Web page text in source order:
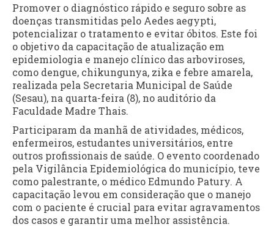
Promover o diagnóstico rápido e seguro sobre as
doenças transmitidas pelo Aedes aegypti,
potencializar o tratamento e evitar óbitos. Este foi
o objetivo da capacitação de atualização em
epidemiologia e manejo clínico das arboviroses,
como dengue, chikungunya, zika e febre amarela,
realizada pela Secretaria Municipal de Saúde
(Sesau), na quarta-feira (8), no auditório da
Faculdade Madre Thais.
Participaram da manhã de atividades, médicos,
enfermeiros, estudantes universitários, entre
outros profissionais de saúde. O evento coordenado
pela Vigilância Epidemiológica do município, teve
como palestrante, o médico Edmundo Patury. A
capacitação levou em consideração que o manejo
com o paciente é crucial para evitar agravamentos
dos casos e garantir uma melhor assistência.